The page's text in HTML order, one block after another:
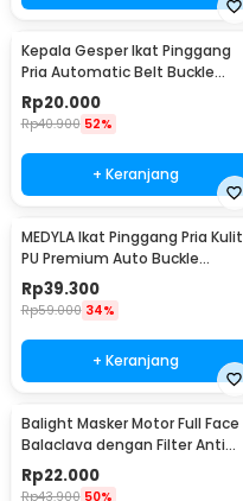
Kepala Gesper Ikat Pinggang
Pria Automatic Belt Buckle
Metal Model 4 - 620
Rp20.000
Rp40.900 52%
+ Keranjang
MEDYLA Ikat Pinggang Pria Kulit
PU Premium Auto Buckle
Gesper Metal Model 2 -
AA7900
Rp39.300
Rp59.000 34%
+ Keranjang
Balight Masker Motor Full Face
Balaclava dengan Filter Anti
Debu - CISE
Rp22.000
Rp43.900 50%